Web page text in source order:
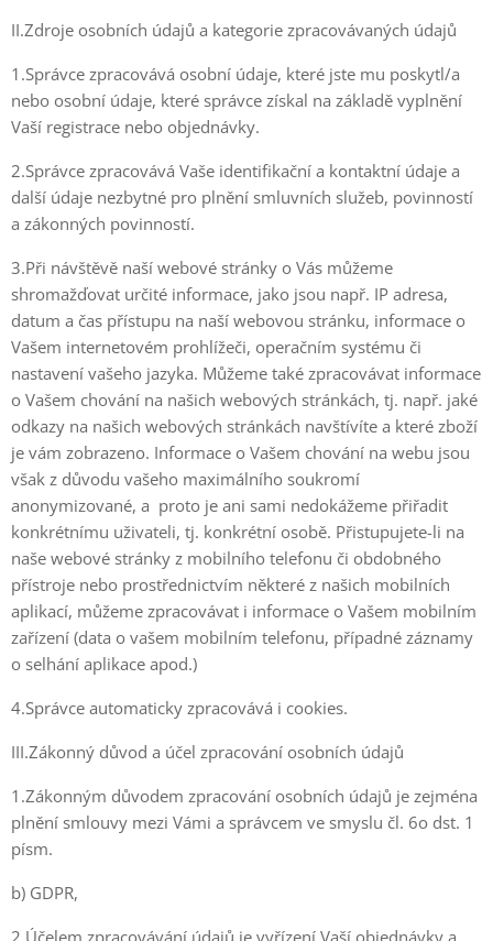
II.Zdroje osobních údajů a kategorie zpracovávaných údajů
1.Správce zpracovává osobní údaje, které jste mu poskytl/a
nebo osobní údaje, které správce získal na základě vyplnění
Vaší registrace nebo objednávky.
2.Správce zpracovává Vaše identifikační a kontaktní údaje a
další údaje nezbytné pro plnění smluvních služeb, povinností
a zákonných povinností.
3.Při návštěvě naší webové stránky o Vás můžeme
shromažďovat určité informace, jako jsou např. IP adresa,
datum a čas přístupu na naší webovou stránku, informace o
Vašem internetovém prohlížeči, operačním systému či
nastavení vašeho jazyka. Můžeme také zpracovávat informace
o Vašem chování na našich webových stránkách, tj. např. jaké
odkazy na našich webových stránkách navštívíte a které zboží
je vám zobrazeno. Informace o Vašem chování na webu jsou
však z důvodu vašeho maximálního soukromí
anonymizované, a proto je ani sami nedokážeme přiřadit
konkrétnímu uživateli, tj. konkrétní osobě. Přistupujete-li na
naše webové stránky z mobilního telefonu či obdobného
přístroje nebo prostřednictvím některé z našich mobilních
aplikací, můžeme zpracovávat i informace o Vašem mobilním
zařízení (data o vašem mobilním telefonu, případné záznamy
o selhání aplikace apod.)
4.Správce automaticky zpracovává i cookies.
III.Zákonný důvod a účel zpracování osobních údajů
1.Zákonným důvodem zpracování osobních údajů je zejména
plnění smlouvy mezi Vámi a správcem ve smyslu čl. 6o dst. 1
písm.
b) GDPR,
2.Účelem zpracovávání údajů je vyřízení Vaší objednávky a